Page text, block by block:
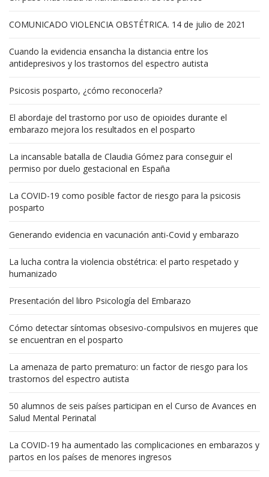
COMUNICADO VIOLENCIA OBSTÉTRICA. 14 de julio de 2021
Cuando la evidencia ensancha la distancia entre los
antidepresivos y los trastornos del espectro autista
Psicosis posparto, ¿cómo reconocerla?
El abordaje del trastorno por uso de opioides durante el
embarazo mejora los resultados en el posparto
La incansable batalla de Claudia Gómez para conseguir el
permiso por duelo gestacional en España
La COVID-19 como posible factor de riesgo para la psicosis
posparto
Generando evidencia en vacunación anti-Covid y embarazo
La lucha contra la violencia obstétrica: el parto respetado y
humanizado
Presentación del libro Psicología del Embarazo
Cómo detectar síntomas obsesivo-compulsivos en mujeres que
se encuentran en el posparto
La amenaza de parto prematuro: un factor de riesgo para los
trastornos del espectro autista
50 alumnos de seis países participan en el Curso de Avances en
Salud Mental Perinatal
La COVID-19 ha aumentado las complicaciones en embarazos y
partos en los países de menores ingresos